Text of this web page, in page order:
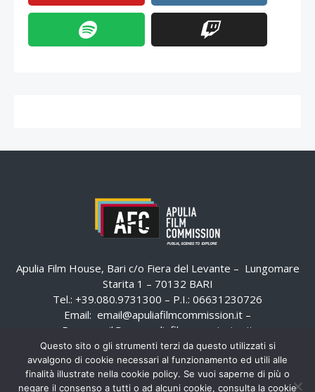
Apulia Film House, Bari c/o Fiera del Levante – Lungomare
Starita 1 – 70132 BARI
Tel.: +39.080.9731300 – P.I.: 06631230726
Email: email@apuliafilmcommission.it –
Pec:
email@pec.apuliafilmcommission.it
Questo sito o gli strumenti terzi da questo utilizzati si
avvalgono di cookie necessari al funzionamento ed utili alle
finalità illustrate nella cookie policy. Se vuoi saperne di più o
negare il consenso a tutti o ad alcuni cookie, consulta la cookie